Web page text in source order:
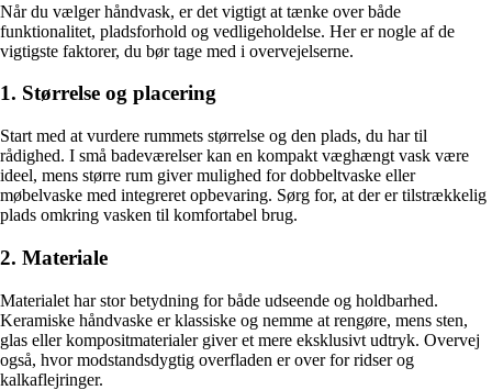
Når du vælger håndvask, er det vigtigt at tænke over både
funktionalitet, pladsforhold og vedligeholdelse. Her er nogle af de
vigtigste faktorer, du bør tage med i overvejelserne.
1. Størrelse og placering
Start med at vurdere rummets størrelse og den plads, du har til
rådighed. I små badeværelser kan en kompakt væghængt vask være
ideel, mens større rum giver mulighed for dobbeltvaske eller
møbelvaske med integreret opbevaring. Sørg for, at der er tilstrækkelig
plads omkring vasken til komfortabel brug.
2. Materiale
Materialet har stor betydning for både udseende og holdbarhed.
Keramiske håndvaske er klassiske og nemme at rengøre, mens sten,
glas eller kompositmaterialer giver et mere eksklusivt udtryk. Overvej
også, hvor modstandsdygtig overfladen er over for ridser og
kalkaflejringer.